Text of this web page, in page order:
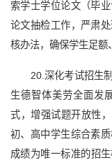
索学士学位论文（毕
论文抽检工作，严肃
核办法，确保学生足额
20.深化考试招生
生德智体美劳全面发
式，增强试题开放性
初、高中学生综合素
成绩为唯一标准的招